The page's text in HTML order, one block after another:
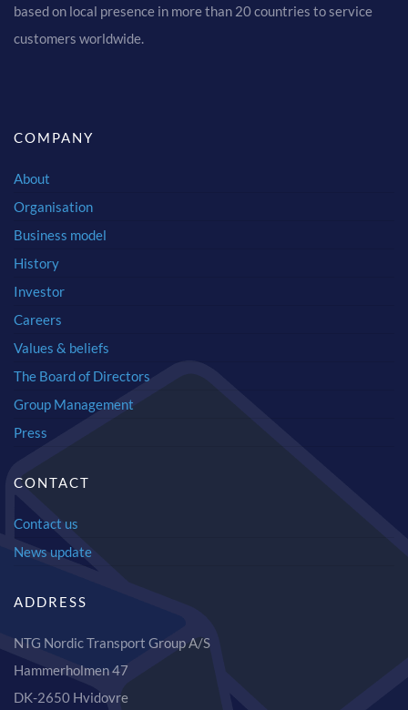
based on local presence in more than 20 countries to service
customers worldwide.
COMPANY
About
Organisation
Business model
History
Investor
Careers
Values & beliefs
The Board of Directors
Group Management
Press
CONTACT
Contact us
News update
ADDRESS
NTG Nordic Transport Group A/S
Hammerholmen 47
DK-2650 Hvidovre